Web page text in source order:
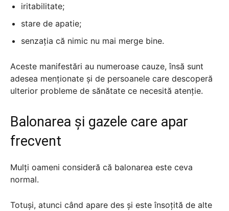
iritabilitate;
stare de apatie;
senzația că nimic nu mai merge bine.
Aceste manifestări au numeroase cauze, însă sunt
adesea menționate și de persoanele care descoperă
ulterior probleme de sănătate ce necesită atenție.
Balonarea și gazele care apar
frecvent
Mulți oameni consideră că balonarea este ceva
normal.
Totuși, atunci când apare des și este însoțită de alte